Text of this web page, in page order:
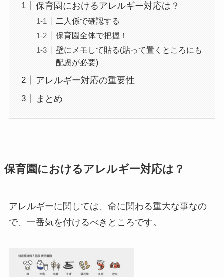
保育園におけるアレルギー対応は？
二人係で確認する
保育園全体で把握！
壁にメモして貼る(貼って置くところにも
配慮が必要)
アレルギー対応の重要性
まとめ
保育園におけるアレルギー対応は？
アレルギーに関しては、命に関わる重大な事なの
で、一番気を付けるべきところです。